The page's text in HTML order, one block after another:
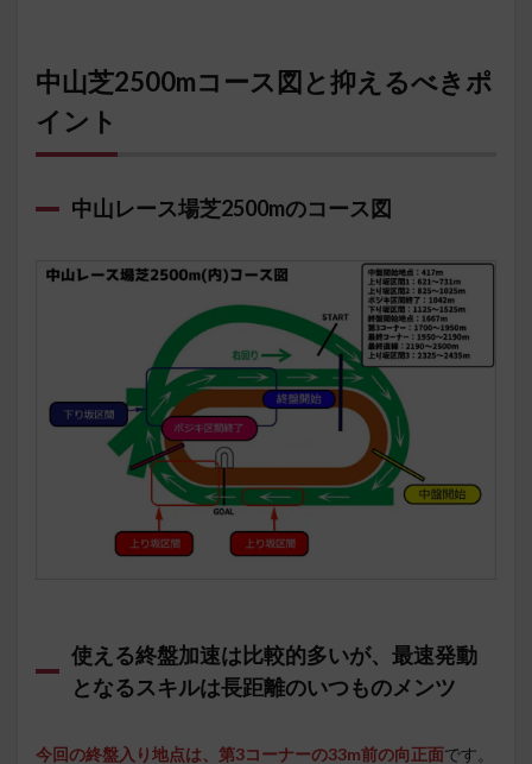
中山芝2500mコース図と抑えるべきポ
イント
中山レース場芝2500mのコース図
使える終盤加速は比較的多いが、最速発動
となるスキルは長距離のいつものメンツ
今回の終盤入り地点は、第3コーナーの33m前の向正面です。